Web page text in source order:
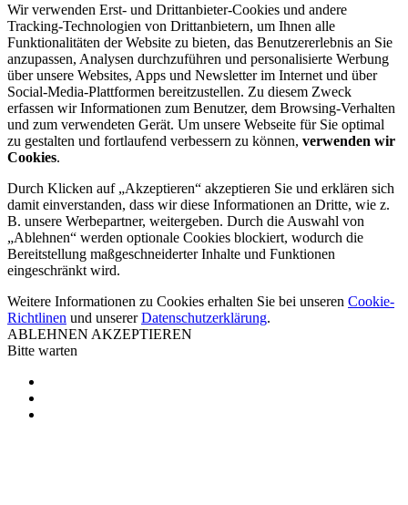
Wir verwenden Erst- und Drittanbieter-Cookies und andere
Tracking-Technologien von Drittanbietern, um Ihnen alle
Funktionalitäten der Website zu bieten, das Benutzererlebnis an Sie
anzupassen, Analysen durchzuführen und personalisierte Werbung
über unsere Websites, Apps und Newsletter im Internet und über
Social-Media-Plattformen bereitzustellen. Zu diesem Zweck
erfassen wir Informationen zum Benutzer, dem Browsing-Verhalten
und zum verwendeten Gerät. Um unsere Webseite für Sie optimal
zu gestalten und fortlaufend verbessern zu können, verwenden wir
Cookies.
Durch Klicken auf „Akzeptieren“ akzeptieren Sie und erklären sich
damit einverstanden, dass wir diese Informationen an Dritte, wie z.
B. unsere Werbepartner, weitergeben. Durch die Auswahl von
„Ablehnen“ werden optionale Cookies blockiert, wodurch die
Bereitstellung maßgeschneiderter Inhalte und Funktionen
eingeschränkt wird.
Weitere Informationen zu Cookies erhalten Sie bei unseren Cookie-
Richtlinen und unsererDatenschutzerklärung.
ABLEHNEN AKZEPTIEREN
Bitte warten